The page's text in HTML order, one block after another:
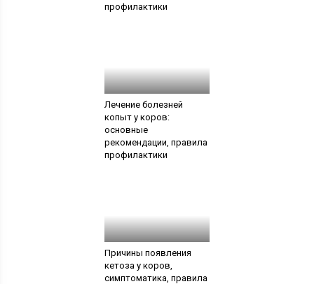
профилактики
Лечение болезней
копыт у коров:
основные
рекомендации, правила
профилактики
Причины появления
кетоза у коров,
симптоматика, правила